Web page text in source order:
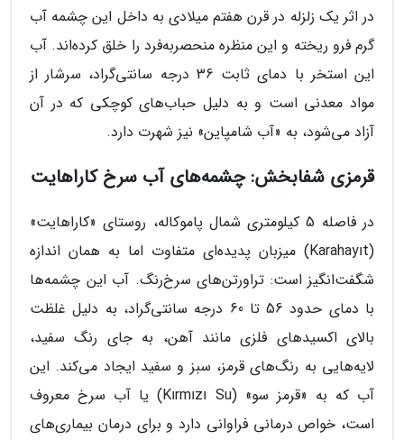
در اثر یک زلزله در قرن هفتم میلادی به داخل این چشمه آب
گرم فرو ریخته و این منظره منحصربه‌فرد را خلق کرده‌اند. آب
این استخر با دمای ثابت 36 درجه سانتی‌گراد، سرشار از
مواد معدنی است و به دلیل حباب‌های کوچکی که در آن
آزاد می‌شود، به «آب شامپاین» نیز شهرت دارد.
قرمزی شفابخش: چشمه‌های آب سرخ کاراهایت
در فاصله 5 کیلومتری شمال پاموکاله، روستای «کاراهایت»
(Karahayıt) میزبان پدیده‌ای متفاوت اما به همان اندازه
شگفت‌انگیز است: تراورتن‌های سرخ‌رنگ. آب این چشمه‌ها
با دمای حدود 56 تا 60 درجه سانتی‌گراد، به دلیل غلظت
بالای اکسیدهای فلزی مانند آهن، به جای رنگ سفید،
لایه‌هایی به رنگ‌های قرمز، سبز و سفید ایجاد می‌کند. این
آب که به «قرمز سو» (Kırmızı Su) یا آب سرخ معروف
است، خواص درمانی فراوانی دارد و برای درمان بیماری‌های